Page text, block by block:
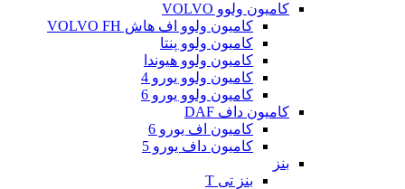
کامیون ولوو VOLVO
کامیون ولوو اف هاش VOLVO FH
کامیون ولوو پنتا
کامیون ولوو هیوندا
کامیون ولوو یورو 4
کامیون ولوو یورو 6
کامیون داف DAF
کامیون اف یورو 6
کامیون داف یورو 5
بنز
بنز تی T